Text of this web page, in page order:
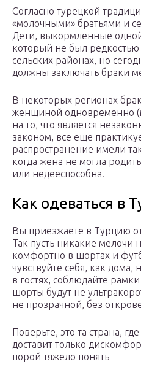
Согласно турецкой
«молочными» братьями и
Дети, выкормленные
который не был
сельских районах, но
должны заключать браки
В некоторых регионах
женщиной одновременно
на то, что является
законом, все еще
распространение имели
когда жена не могла
или недееспособна.
Как одеваться в
Вы приезжаете в Турцию
Так пусть никакие мелочи
комфортно в шортах и
чувствуйте себя, как дома,
в гостях, соблюдайте
шорты будут не
не прозрачной, без
Поверьте, это та страна,
доставит только
порой тяжело понять